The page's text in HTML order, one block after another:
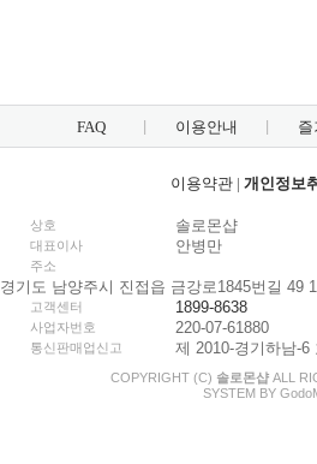
FAQ 이용안내 즐
이용약관| 개인정보
상호 솔로몬샵
대표이사 안병만
주소
경기도 남양주시 진접읍 금강로1845번길 49
고객센터 1899-8638
사업자번호 220-07-61880
통신판매업신고 제 2010-경기하남-6
COPYRIGHT (C) 솔로몬샵 ALL
SYSTEM BY Godo